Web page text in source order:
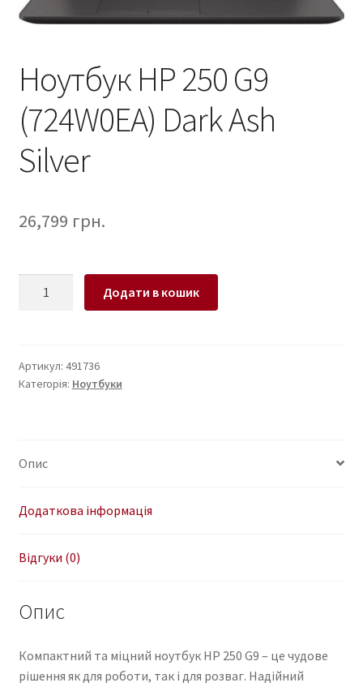
Ноутбук HP 250 G9
(724W0EA) Dark Ash
Silver
26,799 грн.
(724W0EA)
Dark
Додати в кошик
Артикул: 491736
Категорія: Ноутбуки
Опис
Додаткова інформація
Відгуки (0)
Опис
Компактний та міцний ноутбук HP 250 G9 – це чудове
рішення як для роботи, так і для розваг. Надійний